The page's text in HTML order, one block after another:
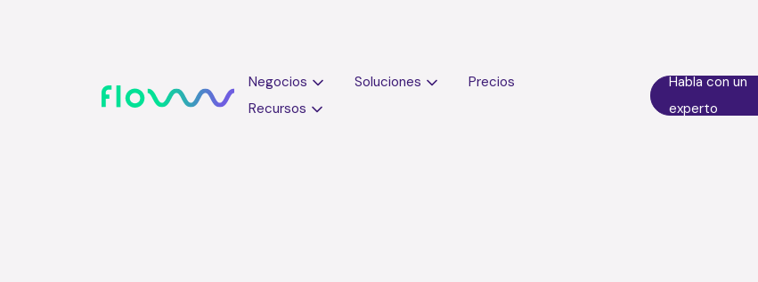
Negocios Soluciones
Precios
Recursos
Habla con un
experto